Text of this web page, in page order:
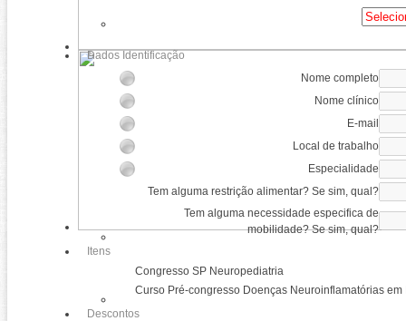
Dados Identificação
Nome completo
Nome clínico
E-mail
Local de trabalho
Especialidade
Tem alguma restrição alimentar? Se sim, qual?
Tem alguma necessidade especifica de
mobilidade? Se sim, qual?
Itens
Congresso SP Neuropediatria
Curso Pré-congresso Doenças Neuroinflamatórias
Descontos